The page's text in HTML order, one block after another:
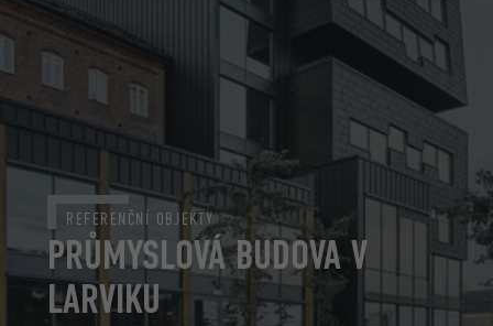
PRŮMYSLOVÁ BUDOVA V
LARVIKU
REFERENČNÍ OBJEKTY